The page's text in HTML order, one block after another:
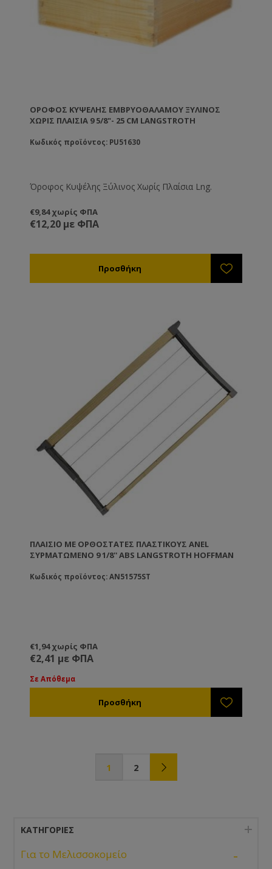
ΌΡΟΦΟΣ ΚΥΨΈΛΗΣ ΕΜΒΡΥΟΘΑΛΆΜΟΥ ΞΎΛΙΝΟΣ
ΧΩΡΊΣ ΠΛΑΊΣΙΑ 9 5/8"- 25 CM LANGSTROTH
Κωδικός προϊόντος: PU51630
Όροφος Κυψέλης Ξύλινος Χωρίς Πλαίσια Lng.
€9,84 χωρίς ΦΠΑ
€12,20 με ΦΠΑ
ΠΛΑΊΣΙΟ ΜΕ ΟΡΘΟΣΤΆΤΕΣ ΠΛΑΣΤΙΚΟΎΣ ANEL
ΣΥΡΜΑΤΩΜΈΝΟ 9 1/8'' ABS LANGSTROTH HOFFMAN
Κωδικός προϊόντος: AN51575ST
€1,94 χωρίς ΦΠΑ
€2,41 με ΦΠΑ
Σε Απόθεμα
1 2
ΚΑΤΗΓΟΡΊΕΣ
Για το Μελισσοκομείο -